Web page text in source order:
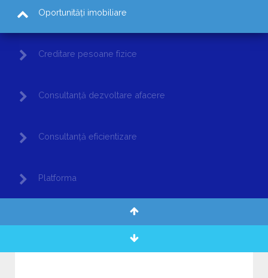
Oportunități imobiliare
Creditare pesoane fizice
Consultanță dezvoltare afacere
Consultanță eficientizare
Platforma